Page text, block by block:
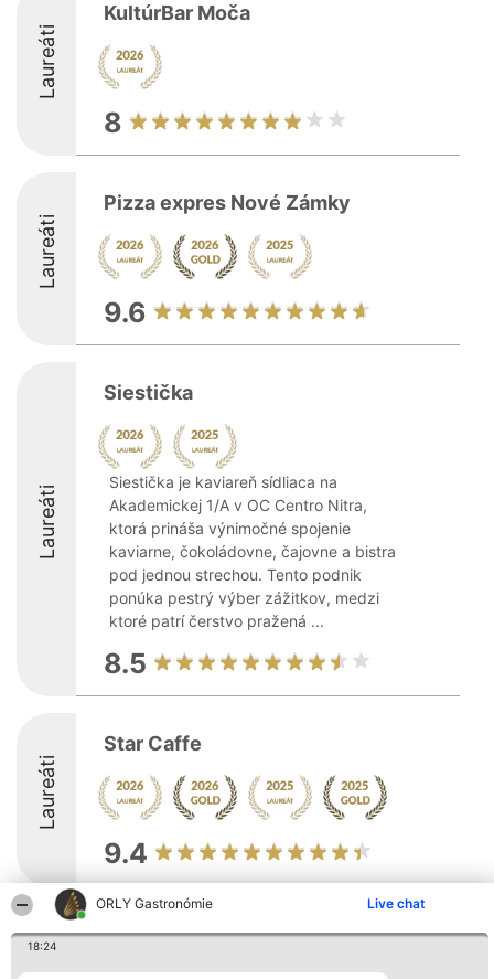
ORLY Gastronómie Live chat
18:24
Laureáti
KultúrBar Moča
8
Laureáti
Pizza expres Nové Zámky
9.6
Laureáti
Siestička
Siestička je kaviareň sídliaca na
Akademickej 1/A v OC Centro Nitra,
ktorá prináša výnimočné spojenie
kaviarne, čokoládovne, čajovne a bistra
pod jednou strechou. Tento podnik
ponúka pestrý výber zážitkov, medzi
ktoré patrí čerstvo pražená ...
8.5
Laureáti
Star Caffe
9.4
Organizátor hodnotenia
Bright Side Solutions sp. z o.
Hodnotenie Kontakt